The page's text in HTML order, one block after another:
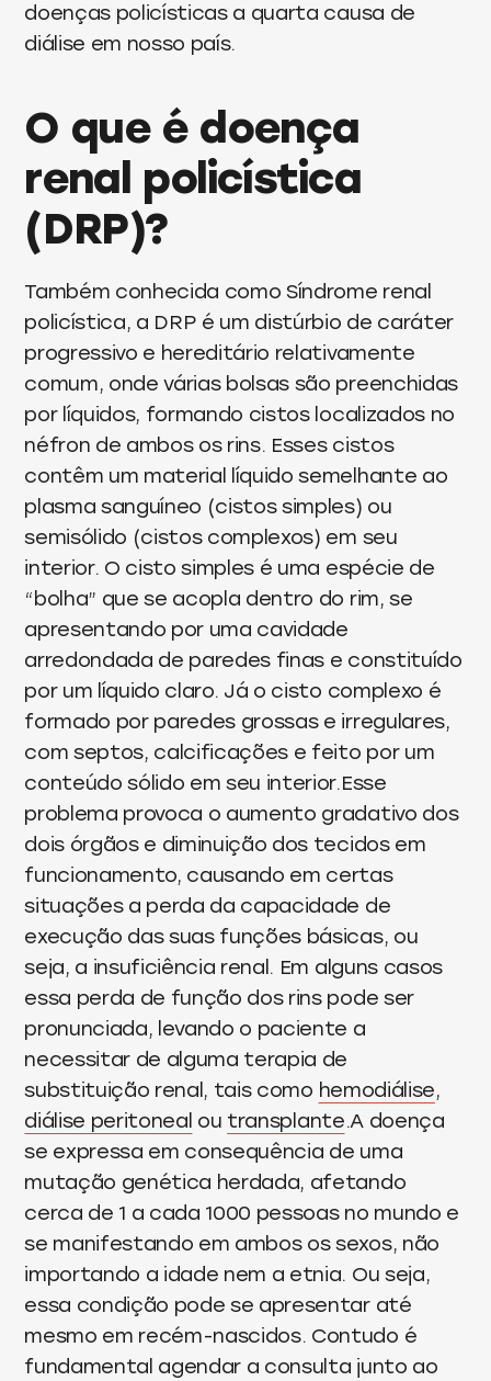
doenças policísticas a quarta causa de
diálise em nosso país.
O que é doença
renal policística
(DRP)?
Também conhecida como Síndrome renal
policística, a DRP é um distúrbio de caráter
progressivo e hereditário relativamente
comum, onde várias bolsas são preenchidas
por líquidos, formando cistos localizados no
néfron de ambos os rins. Esses cistos
contêm um material líquido semelhante ao
plasma sanguíneo (cistos simples) ou
semisólido (cistos complexos) em seu
interior. O cisto simples é uma espécie de
“bolha” que se acopla dentro do rim, se
apresentando por uma cavidade
arredondada de paredes finas e constituído
por um líquido claro. Já o cisto complexo é
formado por paredes grossas e irregulares,
com septos, calcificações e feito por um
conteúdo sólido em seu interior.Esse
problema provoca o aumento gradativo dos
dois órgãos e diminuição dos tecidos em
funcionamento, causando em certas
situações a perda da capacidade de
execução das suas funções básicas, ou
seja, a insuficiência renal. Em alguns casos
essa perda de função dos rins pode ser
pronunciada, levando o paciente a
necessitar de alguma terapia de
substituição renal, tais como hemodiálise,
diálise peritoneal ou transplante.A doença
se expressa em consequência de uma
mutação genética herdada, afetando
cerca de 1 a cada 1000 pessoas no mundo e
se manifestando em ambos os sexos, não
importando a idade nem a etnia. Ou seja,
essa condição pode se apresentar até
mesmo em recém-nascidos. Contudo é
fundamental agendar a consulta junto ao